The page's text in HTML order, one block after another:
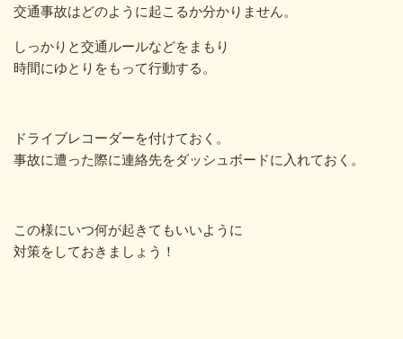
交通事故はどのように起こるか分かりません。
しっかりと交通ルールなどをまもり
時間にゆとりをもって行動する。
ドライブレコーダーを付けておく。
事故に遭った際に連絡先をダッシュボードに入れておく。
この様にいつ何が起きてもいいように
対策をしておきましょう！